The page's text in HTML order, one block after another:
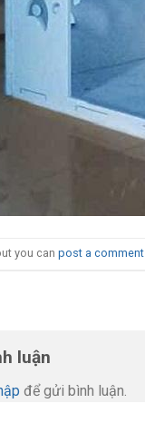
you can post a comment
luận
để gửi bình luận.